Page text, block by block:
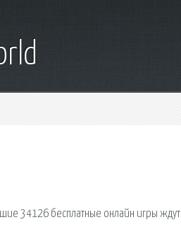
34126 бесплатные онлайн игры ждут